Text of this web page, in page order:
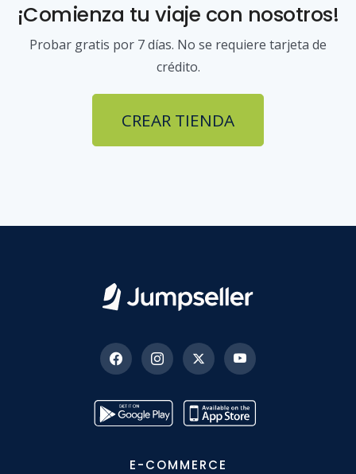
¡Comienza tu viaje con nosotros!
Probar gratis por 7 días. No se requiere tarjeta de
crédito.
CREAR TIENDA
E-COMMERCE